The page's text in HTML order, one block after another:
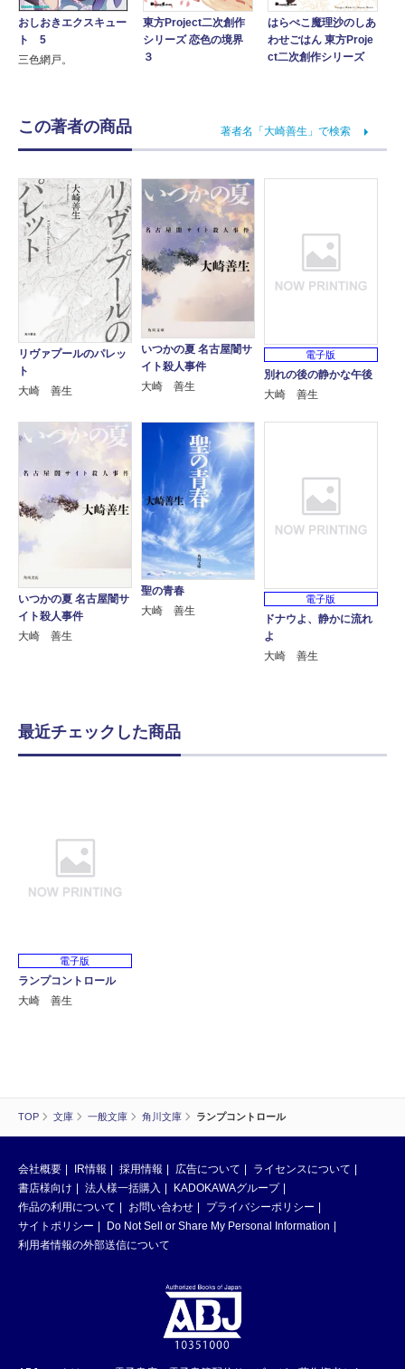
TOP 文庫 一般文庫 角川文庫 ランプコントロール
おしおきエクスキュー
ト 5
三色網戸。
東方Project二次創作
シリーズ 恋色の境界
３
はらぺこ魔理沙のしあ
わせごはん 東方Proje
ct二次創作シリーズ
この著者の商品 著者名「大崎善生」で検索
リヴァプールのパレッ
ト
大崎 善生
いつかの夏 名古屋闇サ
イト殺人事件
大崎 善生
電子版
別れの後の静かな午後
大崎 善生
いつかの夏 名古屋闇サ
イト殺人事件
大崎 善生
聖の青春
大崎 善生
電子版
ドナウよ、静かに流れ
よ
大崎 善生
最近チェックした商品
電子版
ランプコントロール
大崎 善生
会社概要 IR情報 採用情報 広告について
ライセンスについて
書店様向け
法人様一括購入
KADOKAWAグループ
作品の利用について
お問い合わせ
プライバシーポリシー
サイトポリシー
Do Not Sell or Share My Personal Information
利用者情報の外部送信について